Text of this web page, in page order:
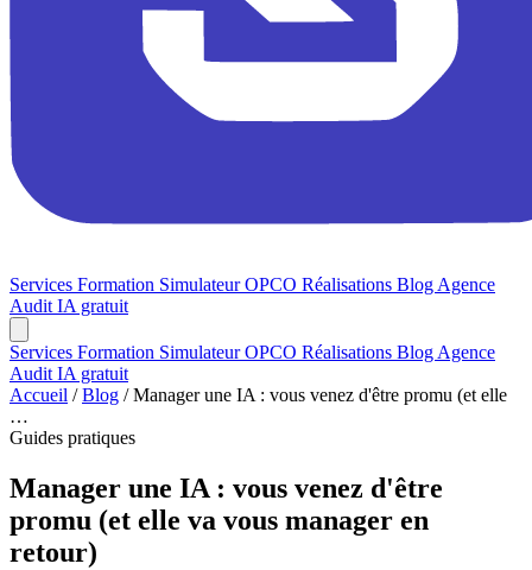
Services Formation Simulateur OPCO Réalisations BlogAgence
Audit IA gratuit
Services Formation Simulateur OPCO Réalisations BlogAgence
Audit IA gratuit
Accueil / Blog / Manager une IA : vous venez d'être promu (et elle
…
Guides pratiques
Manager une IA : vous venez d'être
promu (et elle va vous manager en
retour)